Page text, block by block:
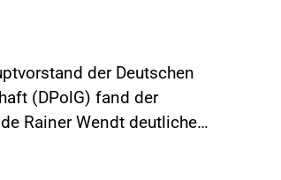
der Deutschen
(DPolG) fand der
Rainer Wendt deutliche…